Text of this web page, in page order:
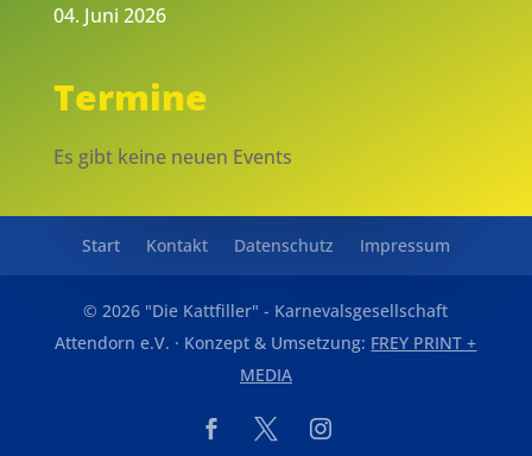
04. Juni 2026
Termine
Es gibt keine neuen Events
Start Kontakt Datenschutz Impressum
© 2026 "Die Kattfiller" - Karnevalsgesellschaft
Attendorn e.V. · Konzept & Umsetzung: FREY PRINT +
MEDIA